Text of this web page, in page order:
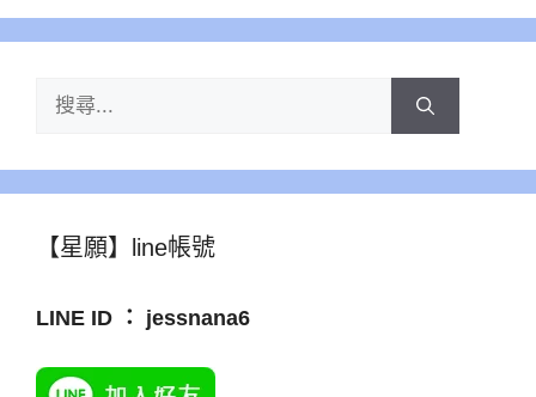
【星願】line帳號
LINE ID ： jessnana6